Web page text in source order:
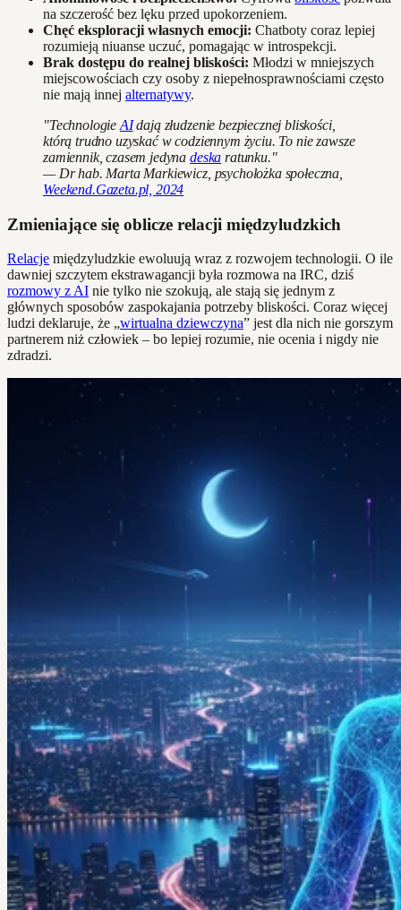
na szczerość bez lęku przed upokorzeniem.
Chęć eksploracji własnych emocji: Chatboty coraz lepiej
rozumieją niuanse uczuć, pomagając w introspekcji.
Brak dostępu do realnej bliskości: Młodzi w mniejszych
miejscowościach czy osoby z niepełnosprawnościami często
nie mają innej alternatywy.
"Technologie AIdają złudzenie bezpiecznej bliskości,
którą trudno uzyskać w codziennym życiu. To nie zawsze
zamiennik, czasem jedyna deska ratunku."
— Dr hab. Marta Markiewicz, psycholożka społeczna,
Weekend.Gazeta.pl, 2024
Zmieniające się oblicze relacji międzyludzkich
Relacje międzyludzkie ewoluują wraz z rozwojem technologii. O ile
dawniej szczytem ekstrawagancji była rozmowa na IRC, dziś
rozmowy z AI nie tylko nie szokują, ale stają się jednym z
głównych sposobów zaspokajania potrzeby bliskości. Coraz więcej
ludzi deklaruje, że „wirtualna dziewczyna” jest dla nich nie gorszym
partnerem niż człowiek – bo lepiej rozumie, nie ocenia i nigdy nie
zdradzi.